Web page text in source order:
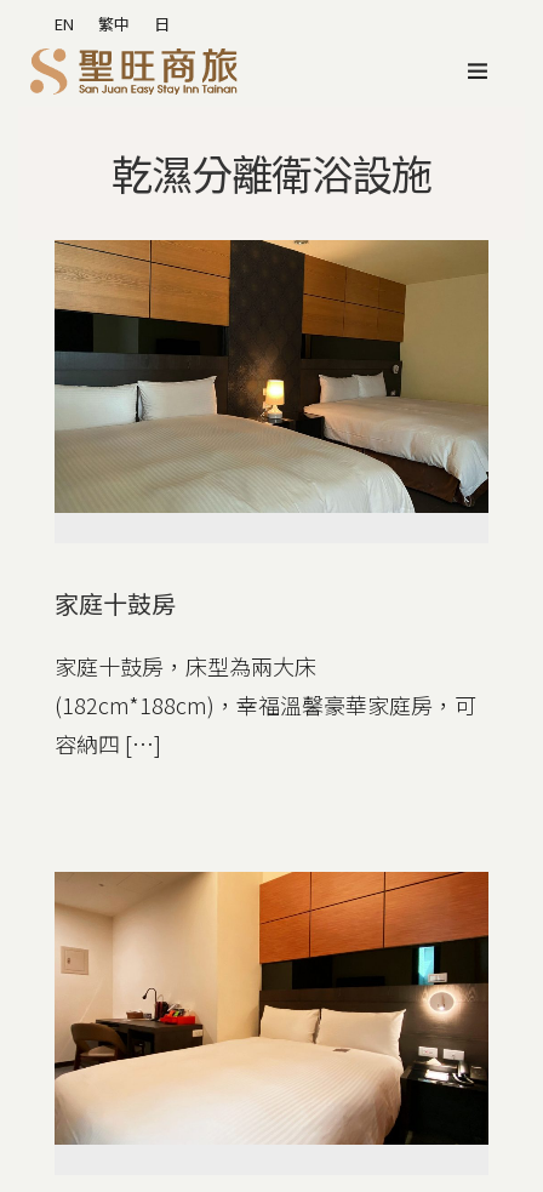
EN 繁中 日
乾濕分離衛浴設施
家庭十鼓房
家庭十鼓房，床型為兩大床
(182cm*188cm)，幸福溫馨豪華家庭房，可
容納四 […]